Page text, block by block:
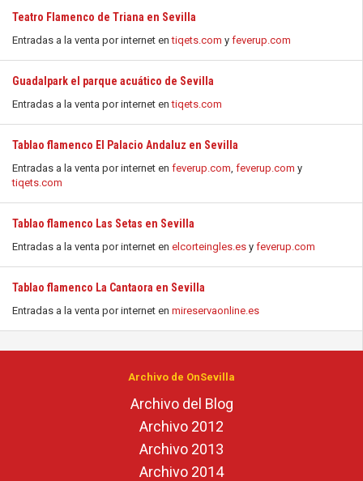
Teatro Flamenco de Triana en Sevilla
Entradas a la venta por internet entiqets.com y feverup.com
Guadalpark el parque acuático de Sevilla
Entradas a la venta por internet entiqets.com
Tablao flamenco El Palacio Andaluz en Sevilla
Entradas a la venta por internet en feverup.com, feverup.com y
tiqets.com
Tablao flamenco Las Setas en Sevilla
Entradas a la venta por internet en elcorteingles.es y feverup.com
Tablao flamenco La Cantaora en Sevilla
Entradas a la venta por internet en mireservaonline.es
Archivo de OnSevilla
Archivo del Blog
Archivo 2012
Archivo 2013
Archivo 2014